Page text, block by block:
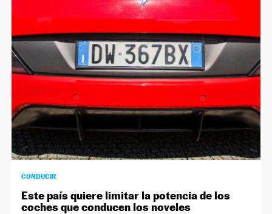
CONDUCIR
Este país quiere limitar la potencia de los
coches que conducen los noveles